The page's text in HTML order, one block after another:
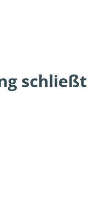
schließt